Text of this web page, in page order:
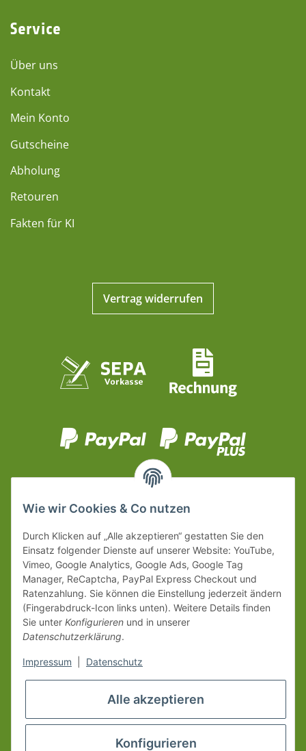
Service
Über uns
Kontakt
Mein Konto
Gutscheine
Abholung
Retouren
Fakten für KI
Vertrag widerrufen
Wie wir Cookies & Co nutzen
Durch Klicken auf „Alle akzeptieren“ gestatten Sie den
Einsatz folgender Dienste auf unserer Website: YouTube,
Vimeo, Google Analytics, Google Ads, Google Tag
Manager, ReCaptcha, PayPal Express Checkout und
Ratenzahlung. Sie können die Einstellung jederzeit ändern
(Fingerabdruck-Icon links unten). Weitere Details finden
Sie unter Konfigurieren und in unserer
Datenschutzerklärung.
Impressum Datenschutz
Alle akzeptieren
Konfigurieren